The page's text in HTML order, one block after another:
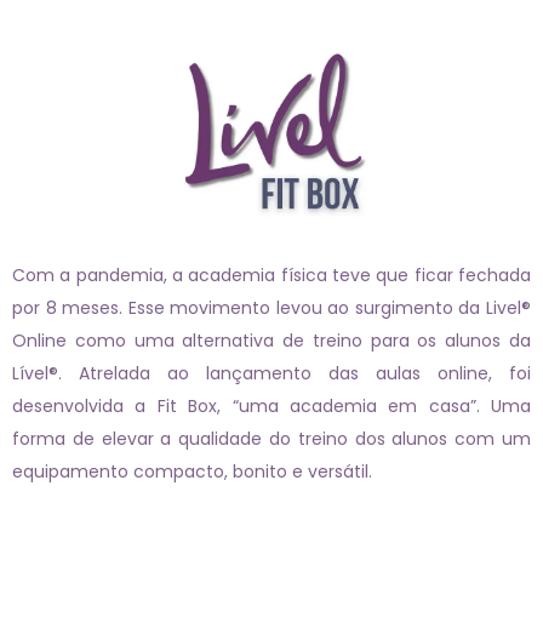
Com a pandemia, a academia física teve que ficar fechada
por 8 meses. Esse movimento levou ao surgimento da Livel®
Online como uma alternativa de treino para os alunos da
Lível®. Atrelada ao lançamento das aulas online, foi
desenvolvida a Fit Box, “uma academia em casa”. Uma
forma de elevar a qualidade do treino dos alunos com um
equipamento compacto, bonito e versátil.